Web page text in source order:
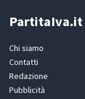
PartitaIva.it
Chi siamo
Contatti
Redazione
Pubblicità